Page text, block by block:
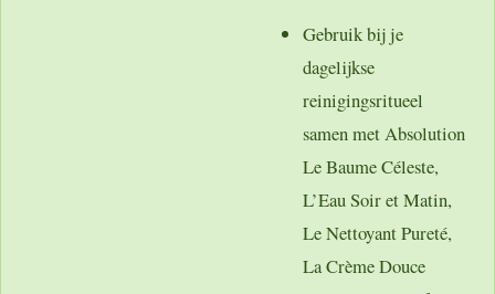
Gebruik bij je
dagelijkse
reinigingsritueel
samen met Absolution
Le Baume Céleste,
L’Eau Soir et Matin,
Le Nettoyant Pureté,
La Crème Douce